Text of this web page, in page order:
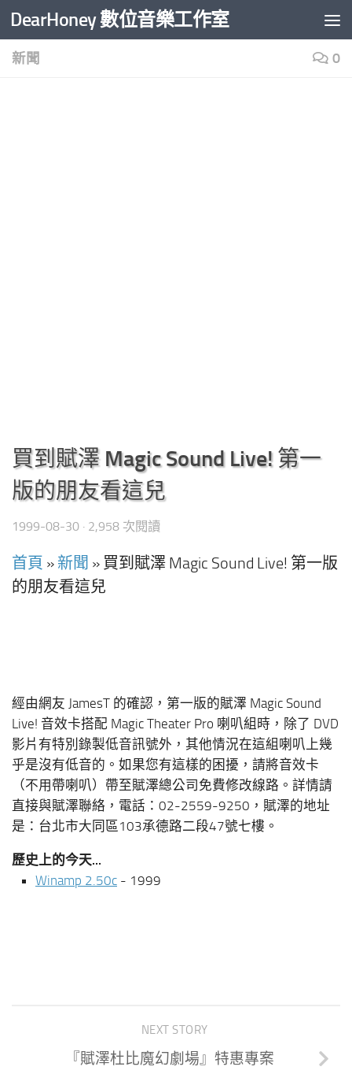
Skip to content
DearHoney 數位音樂工作室
新聞 0
買到賦澤 Magic Sound Live! 第一
版的朋友看這兒
1999-08-30 · 2,958 次閱讀
首頁 » 新聞 » 買到賦澤 Magic Sound Live! 第一版
的朋友看這兒
經由網友 JamesT 的確認，第一版的賦澤 Magic Sound
Live! 音效卡搭配 Magic Theater Pro 喇叭組時，除了 DVD
影片有特別錄製低音訊號外，其他情況在這組喇叭上幾
乎是沒有低音的。如果您有這樣的困擾，請將音效卡
（不用帶喇叭）帶至賦澤總公司免費修改線路。詳情請
直接與賦澤聯絡，電話：02-2559-9250，賦澤的地址
是：台北市大同區103承德路二段47號七樓。
歷史上的今天...
Winamp 2.50c - 1999
NEXT STORY
『賦澤杜比魔幻劇場』特惠專案